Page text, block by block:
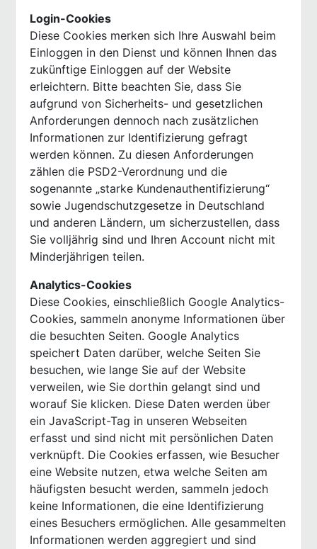
Login-Cookies
Diese Cookies merken sich Ihre Auswahl beim
Einloggen in den Dienst und können Ihnen das
zukünftige Einloggen auf der Website
erleichtern. Bitte beachten Sie, dass Sie
aufgrund von Sicherheits- und gesetzlichen
Anforderungen dennoch nach zusätzlichen
Informationen zur Identifizierung gefragt
werden können. Zu diesen Anforderungen
zählen die PSD2-Verordnung und die
sogenannte „starke Kundenauthentifizierung“
sowie Jugendschutzgesetze in Deutschland
und anderen Ländern, um sicherzustellen, dass
Sie volljährig sind und Ihren Account nicht mit
Minderjährigen teilen.
Analytics-Cookies
Diese Cookies, einschließlich Google Analytics-
Cookies, sammeln anonyme Informationen über
die besuchten Seiten. Google Analytics
speichert Daten darüber, welche Seiten Sie
besuchen, wie lange Sie auf der Website
verweilen, wie Sie dorthin gelangt sind und
worauf Sie klicken. Diese Daten werden über
ein JavaScript-Tag in unseren Webseiten
erfasst und sind nicht mit persönlichen Daten
verknüpft. Die Cookies erfassen, wie Besucher
eine Website nutzen, etwa welche Seiten am
häufigsten besucht werden, sammeln jedoch
keine Informationen, die eine Identifizierung
eines Besuchers ermöglichen. Alle gesammelten
Informationen werden aggregiert und sind